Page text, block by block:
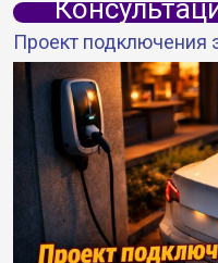
Проект подключения